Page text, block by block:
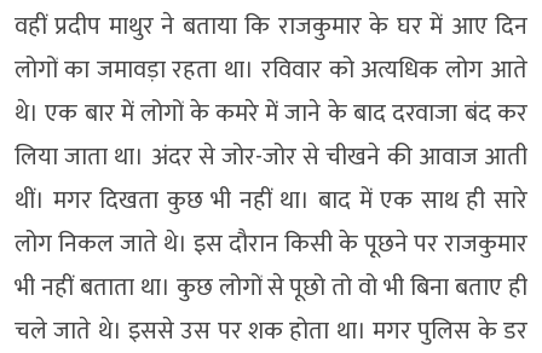
वहीं प्रदीप माथुर ने बताया कि राजकुमार के घर में आए दिन
लोगों का जमावड़ा रहता था। रविवार को अत्यधिक लोग आते
थे। एक बार में लोगों के कमरे में जाने के बाद दरवाजा बंद कर
लिया जाता था। अंदर से जोर-जोर से चीखने की आवाज आती
थीं। मगर दिखता कुछ भी नहीं था। बाद में एक साथ ही सारे
लोग निकल जाते थे। इस दाैरान किसी के पूछने पर राजकुमार
भी नहीं बताता था। कुछ लोगों से पूछो तो वो भी बिना बताए ही
चले जाते थे। इससे उस पर शक होता था। मगर पुलिस के डर